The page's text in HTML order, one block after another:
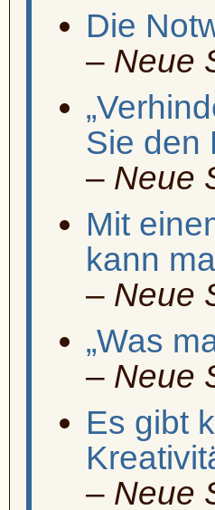
Die
– Neue
Sie den
– Neue
Mit
kann
– Neue
„Was
– Neue
Es gibt
– Neue